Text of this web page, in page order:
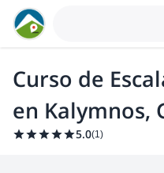
Curso de
en Kalymnos,
5.0(1)